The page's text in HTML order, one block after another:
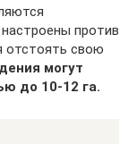
против
отстоять свою
могут
до 10-12 га.